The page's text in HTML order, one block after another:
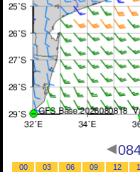
00 03 06 09 12